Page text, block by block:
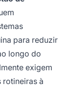
para reduzir
longo do
exigem
rotineiras à